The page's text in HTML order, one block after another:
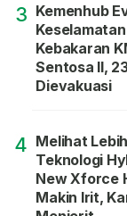
3 Kemenhub
Kebakaran
Sentosa II,
Dievakuasi
4 Melihat
Teknologi
New Xforce
Makin Irit,